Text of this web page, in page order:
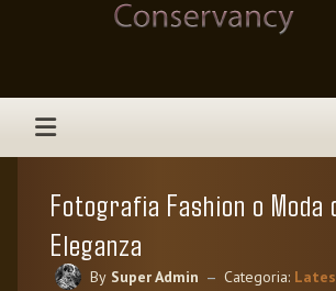
Fotografia Fashion o Moda
Eleganza
By Super Admin Categoria: